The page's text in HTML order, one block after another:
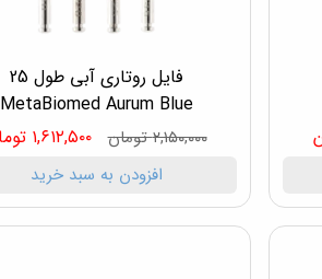
فایل روتاری آبی طول 25
MetaBiomed Aurum Blue
۲,۱۵۰,۰۰۰ تومان ۱,۶۱۲,۵۰۰ تومان
افزودن به سبد خرید